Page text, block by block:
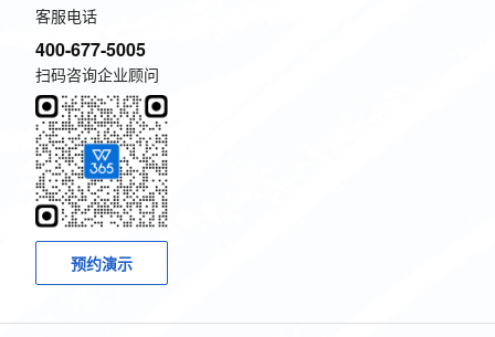
客服电话
400-677-5005
扫码咨询企业顾问
预约演示